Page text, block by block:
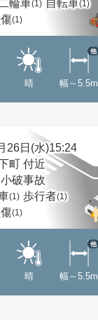
輪車(1) 自転車(1)
(1)
晴 幅～5.5m
他
26日(水)15:24
町 付近
破事故
(1) 歩行者(1)
(1)
晴 幅～5.5m
他